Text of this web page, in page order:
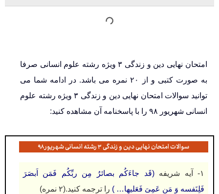
امتحان نهایی دین و زندگی ۳ ویژه رشته علوم انسانی صرفا
به صورت کتبی و از ۲۰ نمره می باشد. در ادامه شما می
توانید سوالات امتحان نهایی دین و زندگی ۳ ویژه رشته علوم
انسانی شهریور ۹۸ را با پاسخنامه آن مشاهده کنید:
سوالات امتحان نهایی دین و زندگی ۳ رشته انسانی شهریور ۹۸
۱- آیه شریفه
(قَد جاءَکُم بصائرُ مِن ربِّکُم فَمَن اَبصَرَ
فَلِنَفسه وَ مَن عَمِیَ فَعَلیها… ) را ترجمه کنید.(۲ نمره)